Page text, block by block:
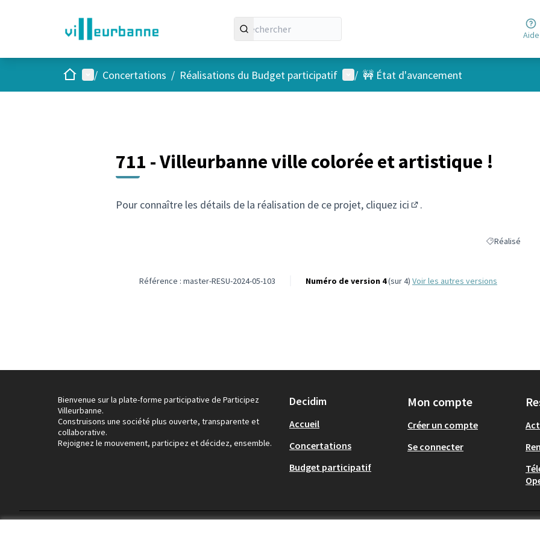
Aide
AccueilMenu principal
/ Concertations / Réalisations du Budget participatif Menu utilisateur
/ 🚧 État d'avancement
711 - Villeurbanne ville colorée et artistique !
Pour connaître les détails de la réalisation de ce projet, cliquez ici .
Filtrer les
Réalisé
Référence : master-RESU-2024-05-103 Numéro de version 4(sur 4) voir les autres versions
Bienvenue sur la plate-forme participative de Participez
Villeurbanne.
Construisons une société plus ouverte, transparente et
collaborative.
Rejoignez le mouvement, participez et décidez, ensemble.
Decidim
Accueil
Concertations
Budget participatif
Mon compte
Créer un compte
Se connecter